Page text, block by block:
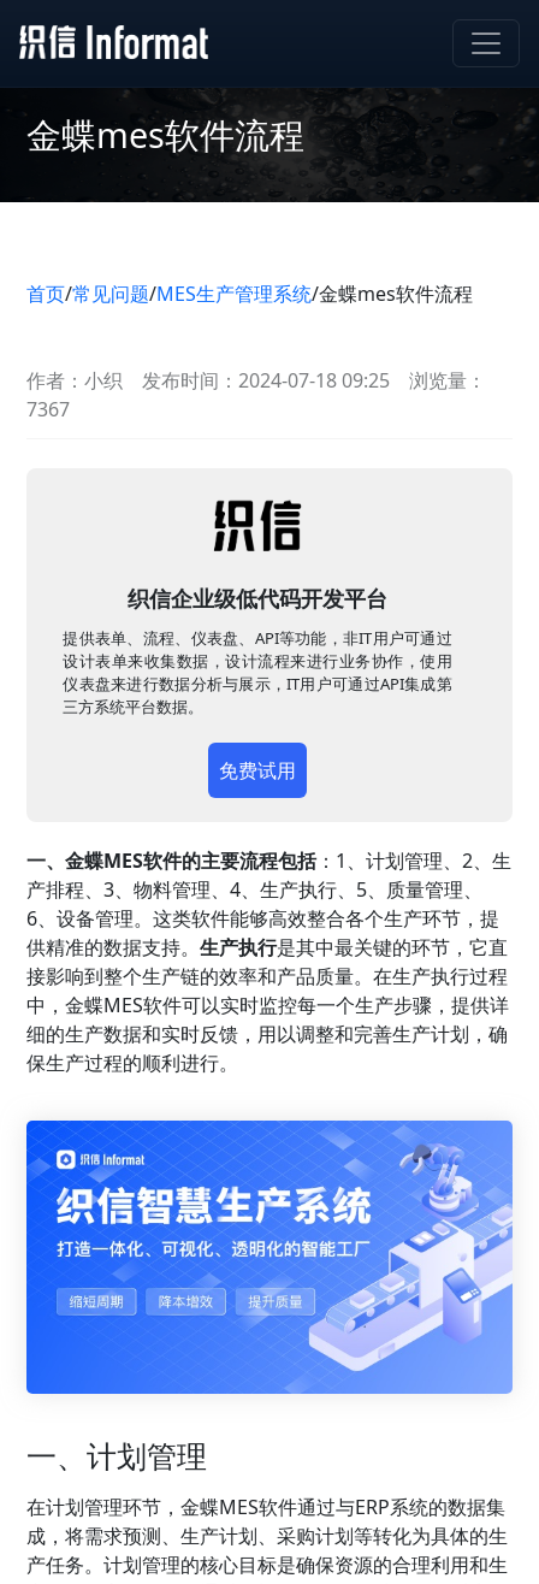
金蝶mes软件流程
首页/常见问题/MES生产管理系统/金蝶mes软件流程
作者：小织 发布时间：2024-07-18 09:25
浏览量：
7367
织信企业级低代码开发平台
提供表单、流程、仪表盘、API等功能，非IT用户可通过
设计表单来收集数据，设计流程来进行业务协作，使用
仪表盘来进行数据分析与展示，IT用户可通过API集成第
三方系统平台数据。
免费试用
一、金蝶MES软件的主要流程包括：1、计划管理、2、生
产排程、3、物料管理、4、生产执行、5、质量管理、
6、设备管理。这类软件能够高效整合各个生产环节，提
供精准的数据支持。生产执行是其中最关键的环节，它直
接影响到整个生产链的效率和产品质量。在生产执行过程
中，金蝶MES软件可以实时监控每一个生产步骤，提供详
细的生产数据和实时反馈，用以调整和完善生产计划，确
保生产过程的顺利进行。
一、计划管理
在计划管理环节，金蝶MES软件通过与ERP系统的数据集
成，将需求预测、生产计划、采购计划等转化为具体的生
产任务。计划管理的核心目标是确保资源的合理利用和生